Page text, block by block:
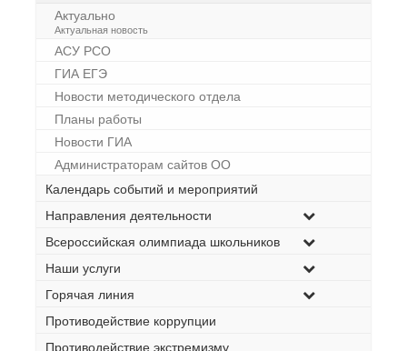
Актуально
–
Актуальная новость
АСУ РСО
ГИА ЕГЭ
Новости методического отдела
Планы работы
Новости ГИА
Администраторам сайтов ОО
Календарь событий и мероприятий
Направления деятельности
Всероссийская олимпиада школьников
Наши услуги
Горячая линия
Противодействие коррупции
Противодействие экстремизму